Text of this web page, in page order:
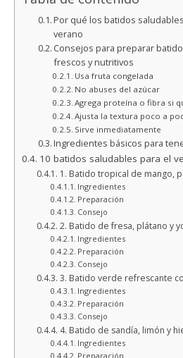
Por qué los batidos
verano
Consejos para preparar
frescos y nutritivos
Usa fruta congelada
No abuses del azúcar
Agrega proteína o fibra si
Ajusta la textura poco a
Sirve inmediatamente
Ingredientes básicos para
10 batidos saludables para el
1. Batido tropical de mango,
Ingredientes
Preparación
Consejo
2. Batido de fresa, plátano y
Ingredientes
Preparación
Consejo
3. Batido verde refrescante
Ingredientes
Preparación
Consejo
4. Batido de sandía, limón y
Ingredientes
Preparación